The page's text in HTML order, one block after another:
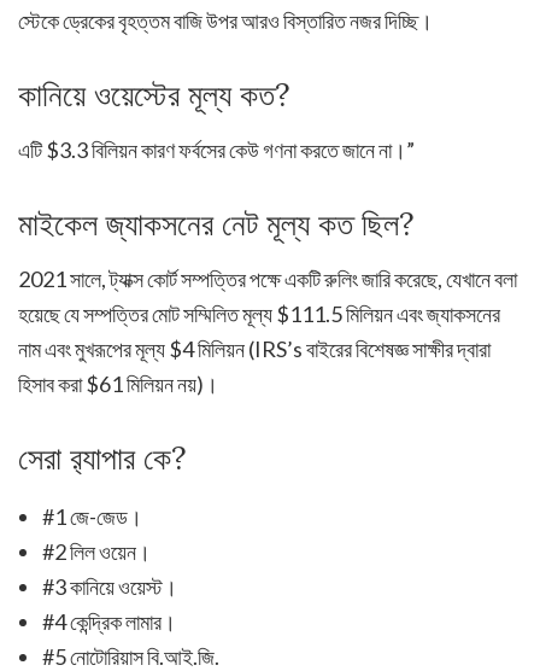
স্টেকে ড্রেকের বৃহত্তম বাজি উপর আরও বিস্তারিত নজর দিচ্ছি।
কানিয়ে ওয়েস্টের মূল্য কত?
এটি $3.3 বিলিয়ন কারণ ফর্বসের কেউ গণনা করতে জানে না।”
মাইকেল জ্যাকসনের নেট মূল্য কত ছিল?
2021 সালে, ট্যাক্স কোর্ট সম্পত্তির পক্ষে একটি রুলিং জারি করেছে, যেখানে বলা
হয়েছে যে সম্পত্তির মোট সম্মিলিত মূল্য $111.5 মিলিয়ন এবং জ্যাকসনের
নাম এবং মুখরূপের মূল্য $4 মিলিয়ন (IRS’s বাইরের বিশেষজ্ঞ সাক্ষীর দ্বারা
হিসাব করা $61 মিলিয়ন নয়)।
সেরা র‍্যাপার কে?
#1 জে-জেড।
#2 লিল ওয়েন।
#3 কানিয়ে ওয়েস্ট।
#4 কেন্দ্রিক লামার।
#5 নোটোরিয়াস বি.আই.জি.